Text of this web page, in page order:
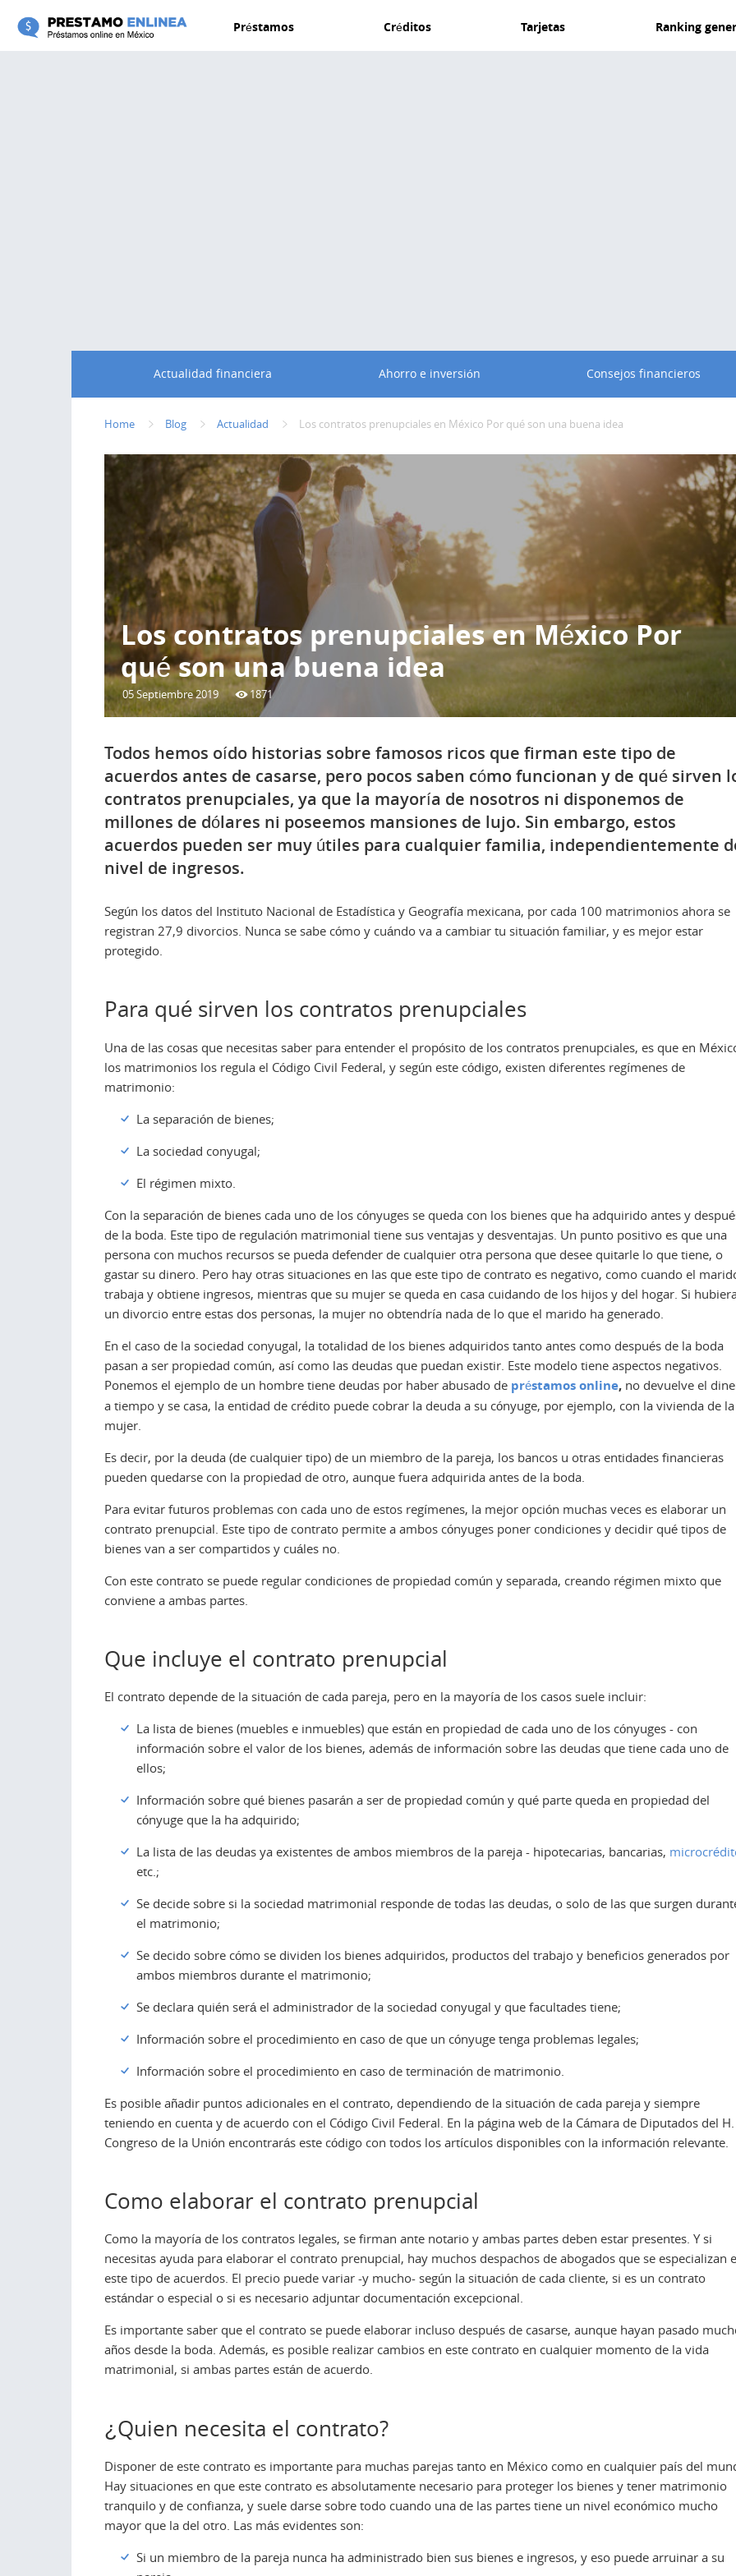
Préstamos Créditos Tarjetas Ranking
Actualidad financiera Ahorro e inversión Consejos financieros
Home Blog Actualidad Los contratos prenupciales en México Por qué son una buena idea
Los contratos prenupciales en México Por
qué son una buena idea
05 Septiembre 2019 1871
Todos hemos oído historias sobre famosos ricos que firman este tipo de
acuerdos antes de casarse, pero pocos saben cómo funcionan y de qué sirven
contratos prenupciales, ya que la mayoría de nosotros ni disponemos de
millones de dólares ni poseemos mansiones de lujo. Sin embargo, estos
acuerdos pueden ser muy útiles para cualquier familia, independientemente
nivel de ingresos.
Según los datos del Instituto Nacional de Estadística y Geografía mexicana, por cada 100 matrimonios ahora se
registran 27,9 divorcios. Nunca se sabe cómo y cuándo va a cambiar tu situación familiar, y es mejor estar
protegido.
Para qué sirven los contratos prenupciales
Una de las cosas que necesitas saber para entender el propósito de los contratos prenupciales, es que en
los matrimonios los regula el Código Civil Federal, y según este código, existen diferentes regímenes de
matrimonio:
La separación de bienes;
La sociedad conyugal;
El régimen mixto.
Con la separación de bienes cada uno de los cónyuges se queda con los bienes que ha adquirido antes y
de la boda. Este tipo de regulación matrimonial tiene sus ventajas y desventajas. Un punto positivo es que una
persona con muchos recursos se pueda defender de cualquier otra persona que desee quitarle lo que tiene, o
gastar su dinero. Pero hay otras situaciones en las que este tipo de contrato es negativo, como cuando el
trabaja y obtiene ingresos, mientras que su mujer se queda en casa cuidando de los hijos y del hogar. Si
un divorcio entre estas dos personas, la mujer no obtendría nada de lo que el marido ha generado.
En el caso de la sociedad conyugal, la totalidad de los bienes adquiridos tanto antes como después de la boda
pasan a ser propiedad común, así como las deudas que puedan existir. Este modelo tiene aspectos negativos.
Ponemos el ejemplo de un hombre tiene deudas por haber abusado de préstamos online, no devuelve el
a tiempo y se casa, la entidad de crédito puede cobrar la deuda a su cónyuge, por ejemplo, con la vivienda de la
mujer.
Es decir, por la deuda (de cualquier tipo) de un miembro de la pareja, los bancos u otras entidades financieras
pueden quedarse con la propiedad de otro, aunque fuera adquirida antes de la boda.
Para evitar futuros problemas con cada uno de estos regímenes, la mejor opción muchas veces es elaborar un
contrato prenupcial. Este tipo de contrato permite a ambos cónyuges poner condiciones y decidir qué tipos de
bienes van a ser compartidos y cuáles no.
Con este contrato se puede regular condiciones de propiedad común y separada, creando régimen mixto que
conviene a ambas partes.
Que incluye el contrato prenupcial
El contrato depende de la situación de cada pareja, pero en la mayoría de los casos suele incluir:
La lista de bienes (muebles e inmuebles) que están en propiedad de cada uno de los cónyuges - con
información sobre el valor de los bienes, además de información sobre las deudas que tiene cada uno de
ellos;
Información sobre qué bienes pasarán a ser de propiedad común y qué parte queda en propiedad del
cónyuge que la ha adquirido;
La lista de las deudas ya existentes de ambos miembros de la pareja - hipotecarias, bancarias,
etc.;
Se decide sobre si la sociedad matrimonial responde de todas las deudas, o solo de las que surgen
el matrimonio;
Se decido sobre cómo se dividen los bienes adquiridos, productos del trabajo y beneficios generados por
ambos miembros durante el matrimonio;
Se declara quién será el administrador de la sociedad conyugal y que facultades tiene;
Información sobre el procedimiento en caso de que un cónyuge tenga problemas legales;
Información sobre el procedimiento en caso de terminación de matrimonio.
Es posible añadir puntos adicionales en el contrato, dependiendo de la situación de cada pareja y siempre
teniendo en cuenta y de acuerdo con el Código Civil Federal. En la página web de la Cámara de Diputados del H.
Congreso de la Unión encontrarás este código con todos los artículos disponibles con la información relevante.
Como elaborar el contrato prenupcial
Como la mayoría de los contratos legales, se firman ante notario y ambas partes deben estar presentes. Y si
necesitas ayuda para elaborar el contrato prenupcial, hay muchos despachos de abogados que se especializan
este tipo de acuerdos. El precio puede variar -y mucho- según la situación de cada cliente, si es un contrato
estándar o especial o si es necesario adjuntar documentación excepcional.
Es importante saber que el contrato se puede elaborar incluso después de casarse, aunque hayan pasado
años desde la boda. Además, es posible realizar cambios en este contrato en cualquier momento de la vida
matrimonial, si ambas partes están de acuerdo.
¿Quien necesita el contrato?
Disponer de este contrato es importante para muchas parejas tanto en México como en cualquier país del
Hay situaciones en que este contrato es absolutamente necesario para proteger los bienes y tener matrimonio
tranquilo y de confianza, y suele darse sobre todo cuando una de las partes tiene un nivel económico mucho
mayor que la del otro. Las más evidentes son:
Si un miembro de la pareja nunca ha administrado bien sus bienes e ingresos, y eso puede arruinar a su